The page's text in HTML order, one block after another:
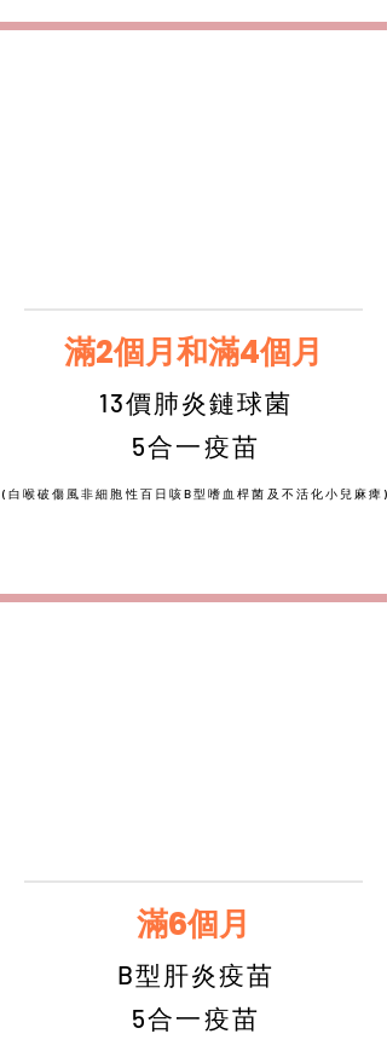
滿2個月和滿4個月
13價肺炎鏈球菌
5合一疫苗
(白喉破傷風非細胞 性百日咳B型嗜血桿菌及不活化小兒麻痺)
滿6個月
B型肝炎疫苗
5合一疫苗